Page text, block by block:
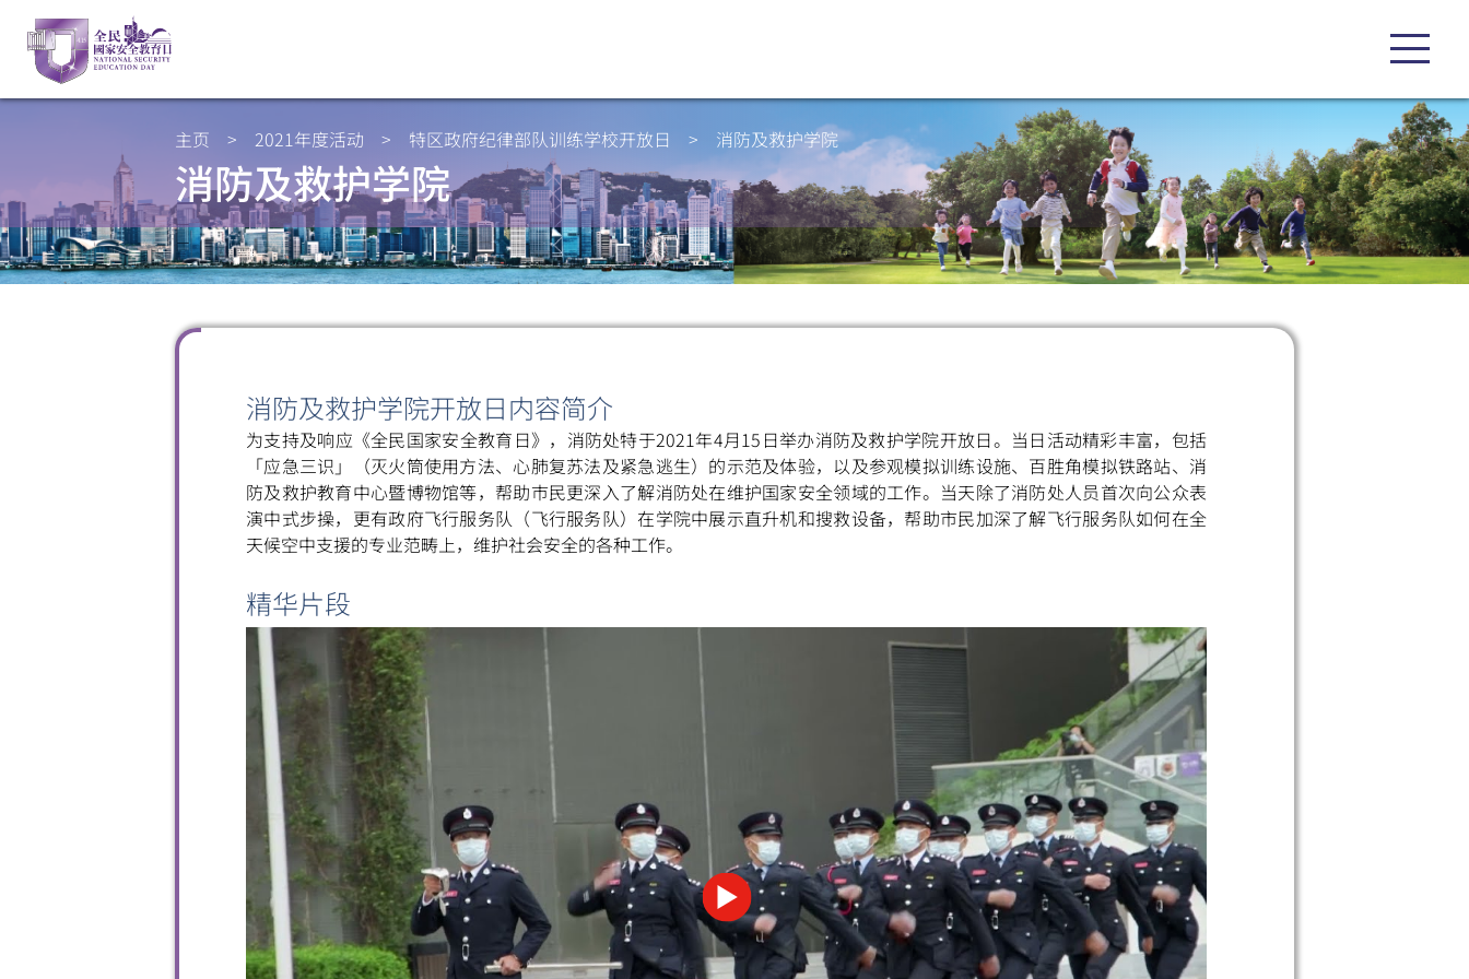
主页 > 2021年度活动 > 特区政府纪律部队训练学校开放日 > 消防及救护学院
消防及救护学院
消防及救护学院开放日内容简介
为支持及响应《全民国家安全教育日》，消防处特于2021年4月15日举办消防及救护学院开放日。当日活动精彩丰富，包括
「应急三识」（灭火筒使用方法、心肺复苏法及紧急逃生）的示范及体验，以及参观模拟训练设施、百胜角模拟铁路站、消
防及救护教育中心暨博物馆等，帮助巿民更深入了解消防处在维护国家安全领域的工作。当天除了消防处人员首次向公众表
演中式步操，更有政府飞行服务队（飞行服务队）在学院中展示直升机和搜救设备，帮助市民加深了解飞行服务队如何在全
天候空中支援的专业范畴上，维护社会安全的各种工作。
精华片段